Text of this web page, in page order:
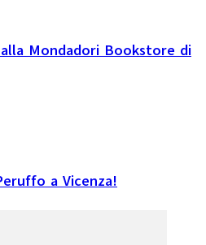
Mondadori Bookstore di
a Vicenza!